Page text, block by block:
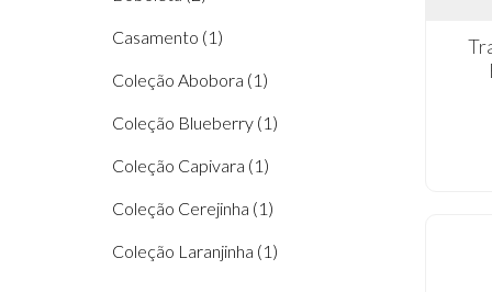
Casamento (1)
Coleção Abobora (1)
Coleção Blueberry (1)
Coleção Capivara (1)
Coleção Cerejinha (1)
Coleção Laranjinha (1)